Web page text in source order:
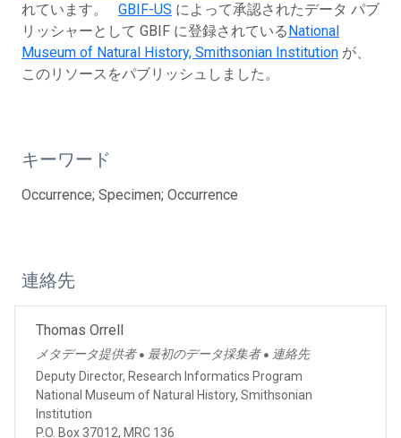
れています。 GBIF-US によって承認されたデータ パブ
リッシャーとして GBIF に登録されているNational
Museum of Natural History, Smithsonian Institution が、
このリソースをパブリッシュしました。
キーワード
Occurrence; Specimen; Occurrence
連絡先
Thomas Orrell
メタデータ提供者 ● 最初のデータ採集者 ● 連絡先
Deputy Director, Research Informatics Program
National Museum of Natural History, Smithsonian
Institution
P.O. Box 37012, MRC 136